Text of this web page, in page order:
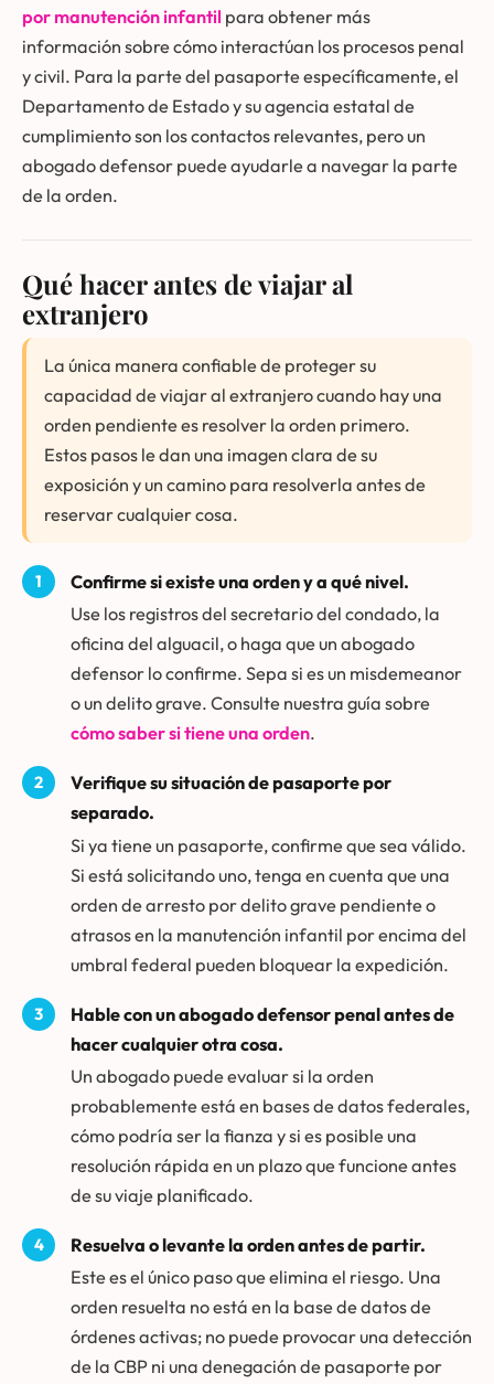
por manutención infantil para obtener más
información sobre cómo interactúan los procesos penal
y civil. Para la parte del pasaporte específicamente, el
Departamento de Estado y su agencia estatal de
cumplimiento son los contactos relevantes, pero un
abogado defensor puede ayudarle a navegar la parte
de la orden.
Qué hacer antes de viajar al
extranjero
La única manera confiable de proteger su
capacidad de viajar al extranjero cuando hay una
orden pendiente es resolver la orden primero.
Estos pasos le dan una imagen clara de su
exposición y un camino para resolverla antes de
reservar cualquier cosa.
Confirme si existe una orden y a qué nivel.
Use los registros del secretario del condado, la
oficina del alguacil, o haga que un abogado
defensor lo confirme. Sepa si es un misdemeanor
o un delito grave. Consulte nuestra guía sobre
cómo saber si tiene una orden.
Verifique su situación de pasaporte por
separado.
Si ya tiene un pasaporte, confirme que sea válido.
Si está solicitando uno, tenga en cuenta que una
orden de arresto por delito grave pendiente o
atrasos en la manutención infantil por encima del
umbral federal pueden bloquear la expedición.
Hable con un abogado defensor penal antes de
hacer cualquier otra cosa.
Un abogado puede evaluar si la orden
probablemente está en bases de datos federales,
cómo podría ser la fianza y si es posible una
resolución rápida en un plazo que funcione antes
de su viaje planificado.
Resuelva o levante la orden antes de partir.
Este es el único paso que elimina el riesgo. Una
orden resuelta no está en la base de datos de
órdenes activas; no puede provocar una detección
de la CBP ni una denegación de pasaporte por